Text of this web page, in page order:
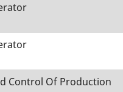
Control Of Production